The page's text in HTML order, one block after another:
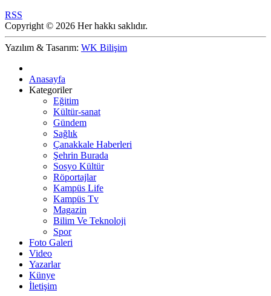
RSS
Copyright © 2026 Her hakkı saklıdır.
Yazılım & Tasarım: WK Bilişim
Anasayfa
Kategoriler
Eğitim
Kültür-sanat
Gündem
Sağlık
Çanakkale Haberleri
Şehrin Burada
Sosyo Kültür
Röportajlar
Kampüs Life
Kampüs Tv
Magazin
Bilim Ve Teknoloji
Spor
Foto Galeri
Video
Yazarlar
Künye
İletişim